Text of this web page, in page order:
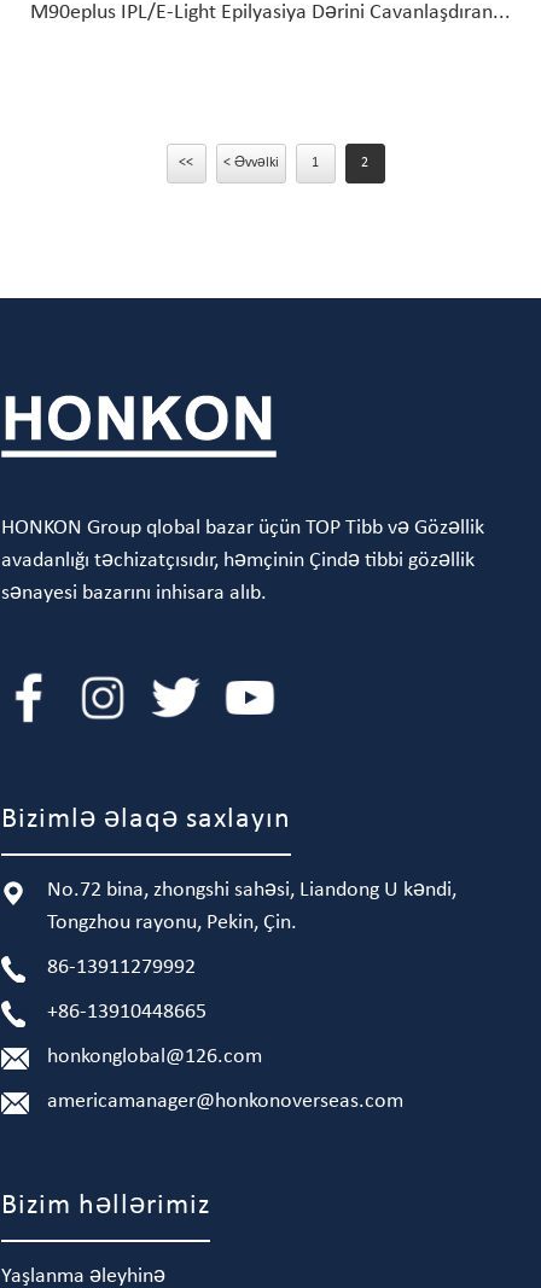
M90eplus IPL/E-Light Epilyasiya Dərini Cavanlaşdıran...
<< < Əvvəlki 1 2
HONKON Group qlobal bazar üçün TOP Tibb və Gözəllik
avadanlığı təchizatçısıdır, həmçinin Çində tibbi gözəllik
sənayesi bazarını inhisara alıb.
Bizimlə əlaqə saxlayın
No.72 bina, zhongshi sahəsi, Liandong U kəndi,
Tongzhou rayonu, Pekin, Çin.
86-13911279992
+86-13910448665
honkonglobal@126.com
americamanager@honkonoverseas.com
Bizim həllərimiz
Yaşlanma əleyhinə